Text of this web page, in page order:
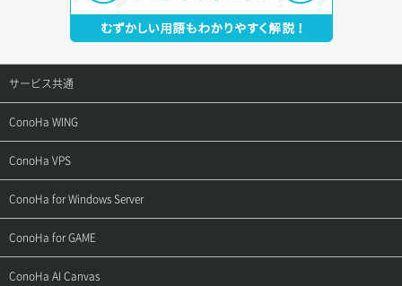
サービス共通
サポートトップ
ご契約・お支払い
お問い合わせ
ConoHa WING
サポートトップ
ご利用ガイド
ConoHa VPS
サポートトップ
ご利用ガイド
ConoHa for Windows Server
サポートトップ
ご利用ガイド
ConoHa for GAME
サポートトップ
ConoHa AI Canvas